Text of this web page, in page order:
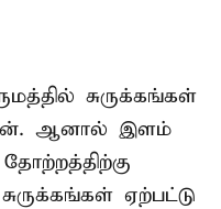
சுருக்கங்கள்
ஆனால் இளம்
ஏற்பட்டு